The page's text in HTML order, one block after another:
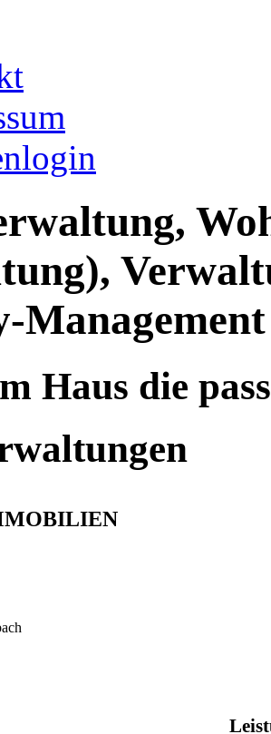
Management
Haus die